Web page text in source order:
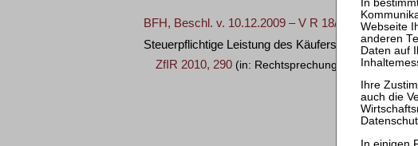
BFH, Beschl. v. 10.12.2009 – V R 18/08
Steuerpflichtige Leistung des Käufers
ZfIR 2010, 290 (in: Rechtsprechung in Leitsätzen,